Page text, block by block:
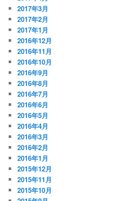
2017年3月
2017年2月
2017年1月
2016年12月
2016年11月
2016年10月
2016年9月
2016年8月
2016年7月
2016年6月
2016年5月
2016年4月
2016年3月
2016年2月
2016年1月
2015年12月
2015年11月
2015年10月